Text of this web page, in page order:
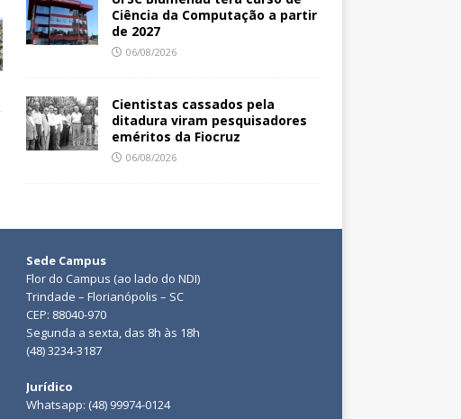
Ciência da Computação a partir
de 2027
06/08/2026
Cientistas cassados pela
ditadura viram pesquisadores
eméritos da Fiocruz
06/08/2026
Sede Campus
Flor do Campus (ao lado do NDI)
Trindade – Florianópolis – SC
CEP: 88040-970
Segunda a sexta, das 8h às 18h
(48) 3234-3187
Jurídico
Whatsapp: (48) 99974-0124